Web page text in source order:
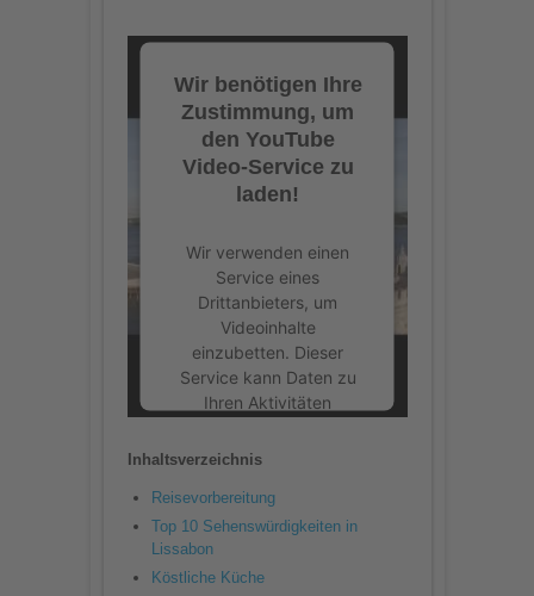
Wir benötigen Ihre
Zustimmung, um
den YouTube
Video-Service zu
laden!
Wir verwenden einen
Service eines
Drittanbieters, um
Videoinhalte
einzubetten. Dieser
Service kann Daten zu
Ihren Aktivitäten
die Details durch und
Nutzung des Service zu,
um dieses Video
Inhaltsverzeichnis
Reisevorbereitung
Top 10 Sehenswürdigkeiten in
Lissabon
Köstliche Küche